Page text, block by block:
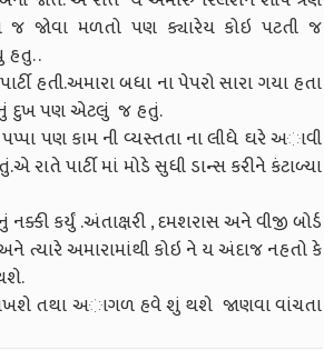
જ જોવા મળતો પણ ક્યારેય કોઇ પટતી જ
હતુ. .
બધા ના પેપરો સારા ગયા હતા
દુખ પણ એટલું જ હતું.
પણ કામ ની વ્યસ્તતા ના લીધે ઘરે અાવી
પાર્ટી માં મોડે સુધી ડાન્સ કરીને કંટાળ્યા
.અંતાક્ષરી , દમશરાસ અને વીજી બોર્ડ
ત્યારે અમારામાંથી કોઇ ને ય અંદાજ નહતો કે
તથા અાગળ હવે શું થશે જાણવા વાંચતા